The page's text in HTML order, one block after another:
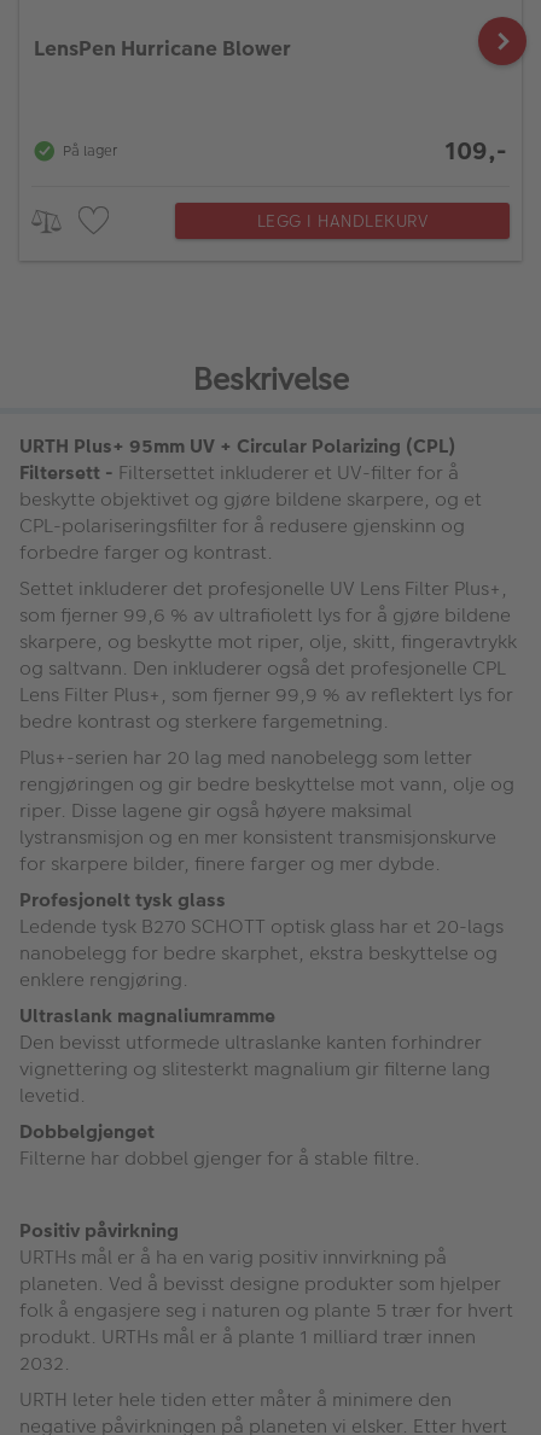
LensPen Hurricane Blower
På lager 109,-
LEGG I HANDLEKURV
Beskrivelse
URTH Plus+ 95mm UV + Circular Polarizing (CPL)
Filtersett - Filtersettet inkluderer et UV-filter for å
beskytte objektivet og gjøre bildene skarpere, og et
CPL-polariseringsfilter for å redusere gjenskinn og
forbedre farger og kontrast.
Settet inkluderer det profesjonelle UV Lens Filter Plus+,
som fjerner 99,6 % av ultrafiolett lys for å gjøre bildene
skarpere, og beskytte mot riper, olje, skitt, fingeravtrykk
og saltvann. Den inkluderer også det profesjonelle CPL
Lens Filter Plus+, som fjerner 99,9 % av reflektert lys for
bedre kontrast og sterkere fargemetning.
Plus+-serien har 20 lag med nanobelegg som letter
rengjøringen og gir bedre beskyttelse mot vann, olje og
riper. Disse lagene gir også høyere maksimal
lystransmisjon og en mer konsistent transmisjonskurve
for skarpere bilder, finere farger og mer dybde.
Profesjonelt tysk glass
Ledende tysk B270 SCHOTT optisk glass har et 20-lags
nanobelegg for bedre skarphet, ekstra beskyttelse og
enklere rengjøring.
Ultraslank magnaliumramme
Den bevisst utformede ultraslanke kanten forhindrer
vignettering og slitesterkt magnalium gir filterne lang
levetid.
Dobbelgjenget
Filterne har dobbel gjenger for å stable filtre.
Positiv påvirkning
URTHs mål er å ha en varig positiv innvirkning på
planeten. Ved å bevisst designe produkter som hjelper
folk å engasjere seg i naturen og plante 5 trær for hvert
produkt. URTHs mål er å plante 1 milliard trær innen
2032.
URTH leter hele tiden etter måter å minimere den
negative påvirkningen på planeten vi elsker. Etter hvert